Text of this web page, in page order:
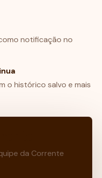
notificação no
o histórico salvo e mais
da Corrente